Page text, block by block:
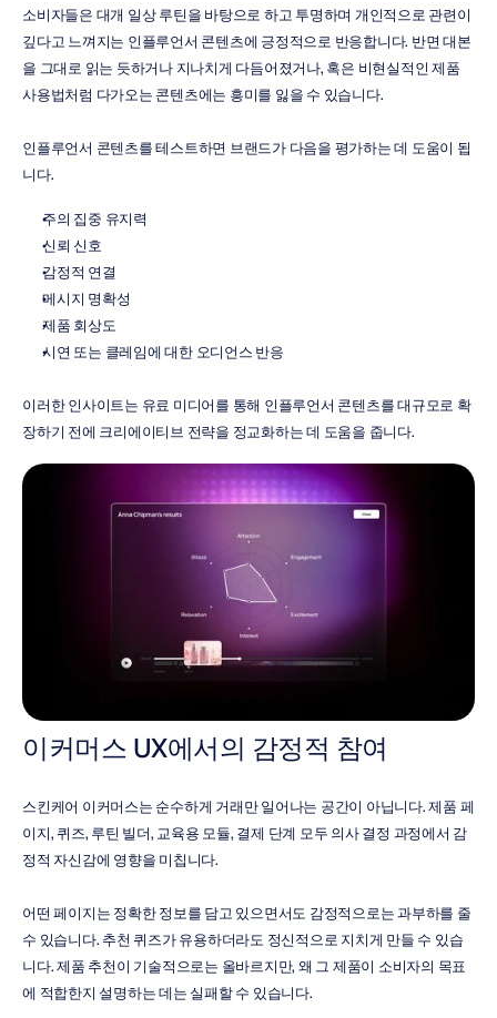
소비자들은 대개 일상 루틴을 바탕으로 하고 투명하며 개인적으로 관련이
깊다고 느껴지는 인플루언서 콘텐츠에 긍정적으로 반응합니다. 반면 대본
을 그대로 읽는 듯하거나 지나치게 다듬어졌거나, 혹은 비현실적인 제품
사용법처럼 다가오는 콘텐츠에는 흥미를 잃을 수 있습니다.
인플루언서 콘텐츠를 테스트하면 브랜드가 다음을 평가하는 데 도움이 됩
니다.
주의 집중 유지력
신뢰 신호
감정적 연결
메시지 명확성
제품 회상도
시연 또는 클레임에 대한 오디언스 반응
이러한 인사이트는 유료 미디어를 통해 인플루언서 콘텐츠를 대규모로 확
장하기 전에 크리에이티브 전략을 정교화하는 데 도움을 줍니다.
이커머스 UX에서의 감정적 참여
스킨케어 이커머스는 순수하게 거래만 일어나는 공간이 아닙니다. 제품 페
이지, 퀴즈, 루틴 빌더, 교육용 모듈, 결제 단계 모두 의사 결정 과정에서 감
정적 자신감에 영향을 미칩니다.
어떤 페이지는 정확한 정보를 담고 있으면서도 감정적으로는 과부하를 줄
수 있습니다. 추천 퀴즈가 유용하더라도 정신적으로 지치게 만들 수 있습
니다. 제품 추천이 기술적으로는 올바르지만, 왜 그 제품이 소비자의 목표
에 적합한지 설명하는 데는 실패할 수 있습니다.